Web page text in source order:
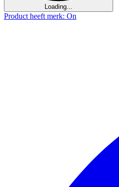
Loading...
Product heeft merk: On